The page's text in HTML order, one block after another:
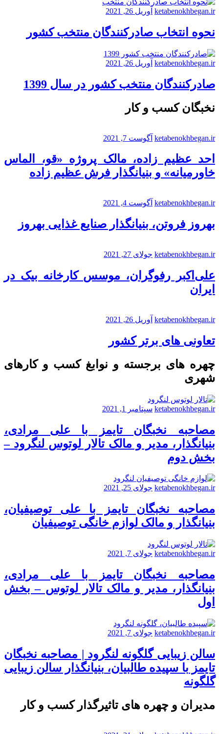
ketabenokhbegan.ir آوریل 26, 2021
نحوه انتخاب صادرکنندگان منتخب کشور
ketabenokhbegan.ir آوریل 26, 2021
صادرکنندگان منتخب کشور در سال 1399
نخبگان کسب و کار
ketabenokhbegan.ir آگوست 7, 2021
احد عظیم زاده، مالک پروژه «قو، الماس
خاورمیانه» و بنیانگذار فرش عظیم زاده
ketabenokhbegan.ir آگوست 4, 2021
بهروز فروتن، بنیانگذار صنایع غذایی بهروز
ketabenokhbegan.ir جولای 27, 2021
علی‌اکبر رفوگران، موسس کارخانه بیک در
ایران
ketabenokhbegan.ir آوریل 26, 2021
تعاونی های برتر کشور
چهره های برجسته و نوابغ کسب و کارهای
شهری
ketabenokhbegan.ir سپتامبر 1, 2021
مصاحبه نخبگان تایمز با علی مرادی،
بنیانگذار، مدیر و مالک تالار لوتوس لنگرود –
بخش دوم
ketabenokhbegan.ir جولای 25, 2021
مصاحبه نخبگان تایمز با علی توصیفیان،
بنیانگذار و مالک لوازم خانگی توصیفیان
ketabenokhbegan.ir جولای 7, 2021
مصاحبه نخبگان تایمز با علی مرادی،
بنیانگذار، مدیر و مالک تالار لوتوس – بخش
اول
ketabenokhbegan.ir جولای 7, 2021
سالن زیبایی گلگونه لنگرود | مصاحبه نخبگان
تایمز با سپیده طالبیان، بنیانگذار سالن زیبایی
گلگونه
مدیران و چهره های تاثیرگذار کسب و کار